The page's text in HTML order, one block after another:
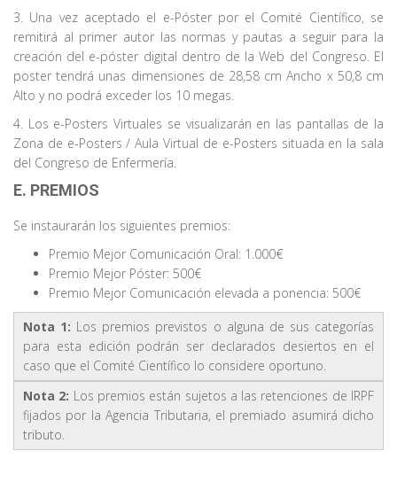
3. Una vez aceptado el e-Póster por el Comité Científico, se
remitirá al primer autor las normas y pautas a seguir para la
creación del e-póster digital dentro de la Web del Congreso. El
poster tendrá unas dimensiones de 28,58 cm Ancho x 50,8 cm
Alto y no podrá exceder los 10 megas.
4. Los e-Posters Virtuales se visualizarán en las pantallas de la
Zona de e-Posters / Aula Virtual de e-Posters situada en la sala
del Congreso de Enfermería.
E. PREMIOS
Se instaurarán los siguientes premios:
Premio Mejor Comunicación Oral: 1.000€
Premio Mejor Póster: 500€
Premio Mejor Comunicación elevada a ponencia: 500€
Nota 1: Los premios previstos o alguna de sus categorías
para esta edición podrán ser declarados desiertos en el
caso que el Comité Científico lo considere oportuno.
Nota 2: Los premios están sujetos a las retenciones de IRPF
fijados por la Agencia Tributaria, el premiado asumirá dicho
tributo.